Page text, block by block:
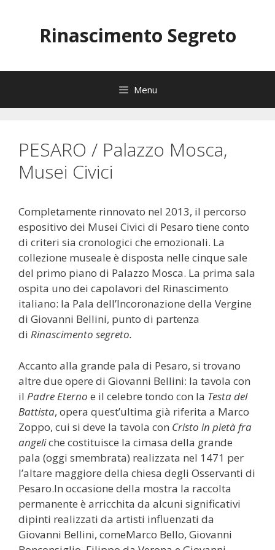
contenutoRinascimento Segreto
Menu
PESARO / Palazzo Mosca,
Musei Civici
Completamente rinnovato nel 2013, il percorso
espositivo dei Musei Civici di Pesaro tiene conto
di criteri sia cronologici che emozionali. La
collezione museale è disposta nelle cinque sale
del primo piano di Palazzo Mosca. La prima sala
ospita uno dei capolavori del Rinascimento
italiano: la Pala dell’Incoronazione della Vergine
di Giovanni Bellini, punto di partenza
di Rinascimento segreto.
Accanto alla grande pala di Pesaro, si trovano
altre due opere di Giovanni Bellini: la tavola con
il Padre Eterno e il celebre tondo con la Testa del
Battista, opera quest’ultima già riferita a Marco
Zoppo, cui si deve la tavola con Cristo in pietà fra
angeliche costituisce la cimasa della grande
pala (oggi smembrata) realizzata nel 1471 per
l’altare maggiore della chiesa degli Osservanti di
Pesaro.In occasione della mostra la raccolta
permanente è arricchita da alcuni significativi
dipinti realizzati da artisti influenzati da
Giovanni Bellini, comeMarco Bello, Giovanni